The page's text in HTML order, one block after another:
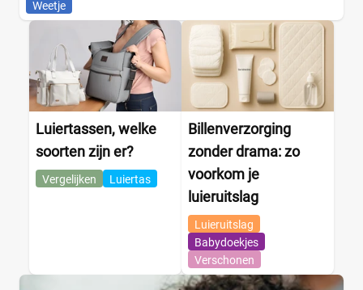
Weetje
Luiertassen, welke
soorten zijn er?
Vergelijken Luiertas
Billenverzorging
zonder drama: zo
voorkom je
luieruitslag
Luieruitslag
Babydoekjes
Verschonen